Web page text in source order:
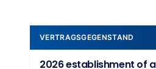
VERTRAGSGEGENSTAND
2026 establishment of